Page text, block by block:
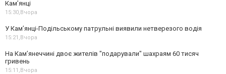
Кам’янці
15:30,Вчора
У Кам’янці-Подільському патрульні виявили нетверезого водія
15:21,Вчора
На Камʼянеччині двоє жителів "подарували" шахраям 60 тисяч
гривень
15:11,Вчора